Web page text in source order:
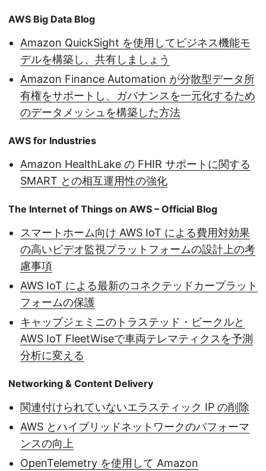
AWS Big Data Blog
Amazon QuickSight を使用してビジネス機能モ
デルを構築し、共有しましょう
Amazon Finance Automation が分散型データ所
有権をサポートし、ガバナンスを一元化するため
のデータメッシュを構築した方法
AWS for Industries
Amazon HealthLake の FHIR サポートに関する
SMART との相互運用性の強化
The Internet of Things on AWS – Official Blog
スマートホーム向け AWS IoT による費用対効果
の高いビデオ監視プラットフォームの設計上の考
慮事項
AWS IoT による最新のコネクテッドカープラット
フォームの保護
キャップジェミニのトラステッド・ビークルと
AWS IoT FleetWiseで車両テレマティクスを予測
分析に変える
Networking & Content Delivery
関連付けられていないエラスティック IP の削除
AWS とハイブリッドネットワークのパフォーマ
ンスの向上
OpenTelemetry を使用して Amazon